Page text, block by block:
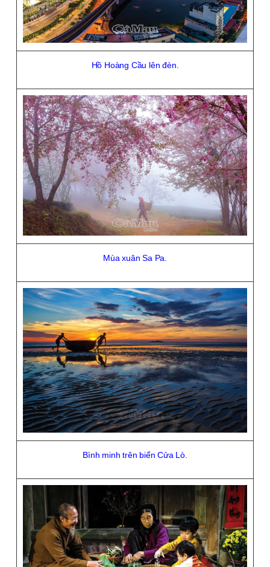
Hồ Hoàng Cầu lên đèn.
Mùa xuân Sa Pa.
Bình minh trên biển Cửa Lò.